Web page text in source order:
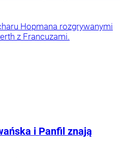
Hopmana rozgrywanymi
z Francuzami.
i Panfil znają